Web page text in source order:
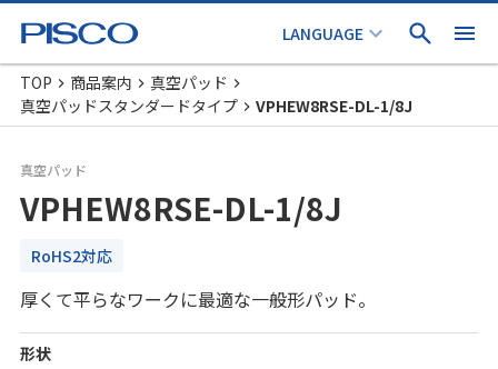
TOP 商品案内
真空パッド
真空パッドスタンダードタイプ
VPHEW8RSE-DL-1/8J
真空パッド
VPHEW8RSE-DL-1/8J
RoHS2対応
厚くて平らなワークに最適な一般形パッド。
形状